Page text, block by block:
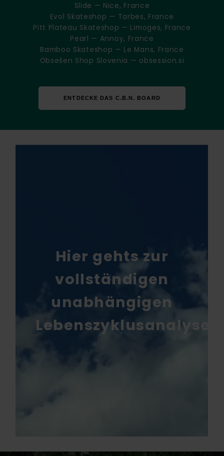
Slide — Nice, France
Evol Skateshop — Tarbes, France
Pitt Plateau Skateshop — Limoges, France
Pearl — Annoy, France
Bamboo Skateshop — Le Mans, France
Obsešen Shop Slovenia — obsession.si
ENTDECKE DAS C.B.N. BOARD
Hier gehtszur
vollständigen
unabhängigen
Lebenszyklusanalyse